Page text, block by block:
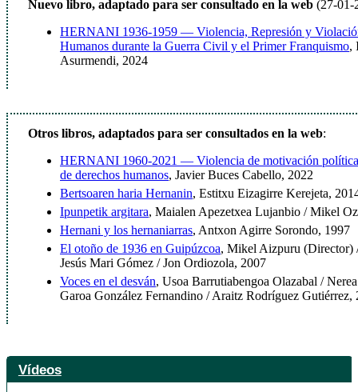
Nuevo libro, adaptado para ser consultado en la web (27-01-
HERNANI 1936-1959 — Violencia, Represión y
Humanos durante la Guerra Civil y el Primer Franquismo,
Asurmendi, 2024
Otros libros, adaptados para ser consultados en la web:
HERNANI 1960-2021 — Violencia de motivación
de derechos humanos, Javier Buces Cabello, 2022
Bertsoaren haria Hernanin, Estitxu Eizagirre Kerejeta,
Ipunpetik argitara, Maialen Apezetxea Lujanbio / Mikel
Hernani y los hernaniarras, Antxon Agirre Sorondo, 1997
El otoño de 1936 en Guipúzcoa, Mikel Aizpuru (Director)
Jesús Mari Gómez / Jon Ordiozola, 2007
Voces en el desván, Usoa Barrutiabengoa Olazabal /
Garoa González Fernandino / Araitz Rodríguez Gutiérrez,
Vídeos